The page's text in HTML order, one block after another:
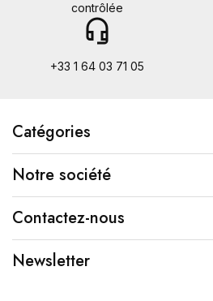
contrôlée
headset_mic
+33 1 64 03 71 05
Catégories
Notre société
Contactez-nous
Newsletter